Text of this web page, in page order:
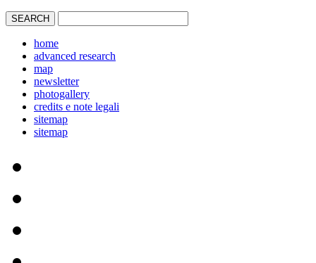
home
advanced research
map
newsletter
photogallery
credits e note legali
sitemap
sitemap